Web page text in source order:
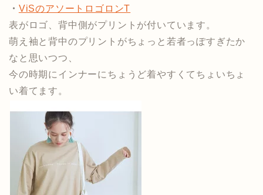
・ ViSのアソートロゴロンT
表がロゴ、背中側がプリントが付いています。
萌え袖と背中のプリントがちょっと若者っぽすぎたか
なと思いつつ、
今の時期にインナーにちょうど着やすくてちょいちょ
い着てます。